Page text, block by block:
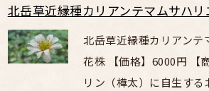
北岳草近縁種カリアンテマムサハ
北岳草近縁種カリアンテ
花株 【価格】6000円 【
リン（樺太）に自生する